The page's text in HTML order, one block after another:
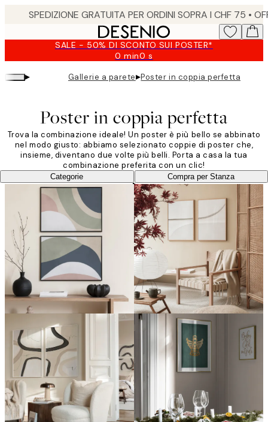
SALE - 50% DI SCONTO SUI POSTER*
0 min0 s
Valido
fino
a:
09
▸ Gallerie a parete▸Poster in coppia perfetta
Poster in coppia perfetta
Trova la combinazione ideale! Un poster è più bello se abbinato
nel modo giusto: abbiamo selezionato coppie di poster che,
insieme, diventano due volte più belli. Porta a casa la tua
combinazione preferita con un clic!
Categorie Compra per Stanza